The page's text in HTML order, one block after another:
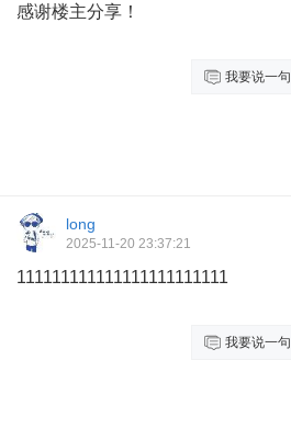
感谢楼主分享！
我要说一句
long
2025-11-20 23:37:21
111111111111111111111111
我要说一句